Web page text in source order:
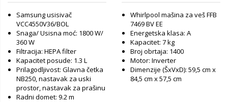
Samsung usisivač
VCC4550V36/BOL
Snaga/ Usisna moć: 1800 W/
360 W
Filtracija: HEPA filter
Kapacitet posude: 1.3 L
Prilagodljivost: Glavna četka
NB250, nastavak za uski
prostor, nastavak za prašinu
Radni domet: 9.2 m
Whirlpool mašina za veš FFB
7469 BV EE
Energetska klasa: A
Kapacitet: 7 kg
Broj obrtaja: 1400
Motor: Inverter
Dimenzije (ŠxVxD): 59,5 cm x
84,5 cm x 57,5 cm